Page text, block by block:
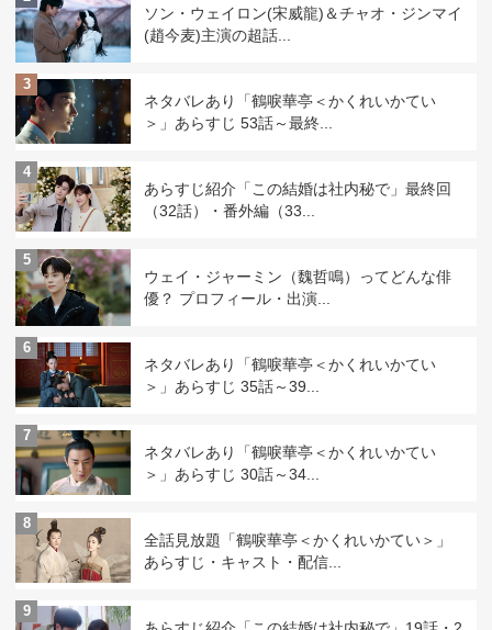
ソン・ウェイロン(宋威龍)＆チャオ・ジンマイ
(趙今麦)主演の超話...
3
ネタバレあり「鶴唳華亭＜かくれいかてい
＞」あらすじ 53話～最終...
4
あらすじ紹介「この結婚は社内秘で」最終回
（32話）・番外編（33...
5
ウェイ・ジャーミン（魏哲鳴）ってどんな俳
優？ プロフィール・出演...
6
ネタバレあり「鶴唳華亭＜かくれいかてい
＞」あらすじ 35話～39...
7
ネタバレあり「鶴唳華亭＜かくれいかてい
＞」あらすじ 30話～34...
8
全話見放題「鶴唳華亭＜かくれいかてい＞」
あらすじ・キャスト・配信...
9